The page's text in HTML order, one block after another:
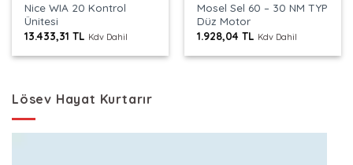
Nice WIA 20 Kontrol
Ünitesi
13.433,31TL Kdv Dahil
Mosel Sel 60 – 30 NM TYP
Düz Motor
1.928,04TL Kdv Dahil
Lösev Hayat Kurtarır